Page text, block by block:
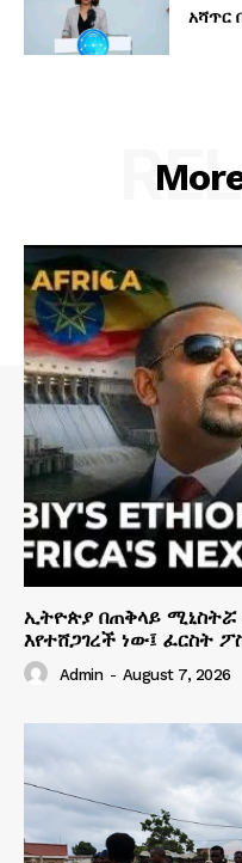
አሻጥር
ኢትዮጵያ በጠቅላይ ሚኒስትሯ
እየተሸጋገረች ነው፤ ፈርስት
Admin - August 7, 2026